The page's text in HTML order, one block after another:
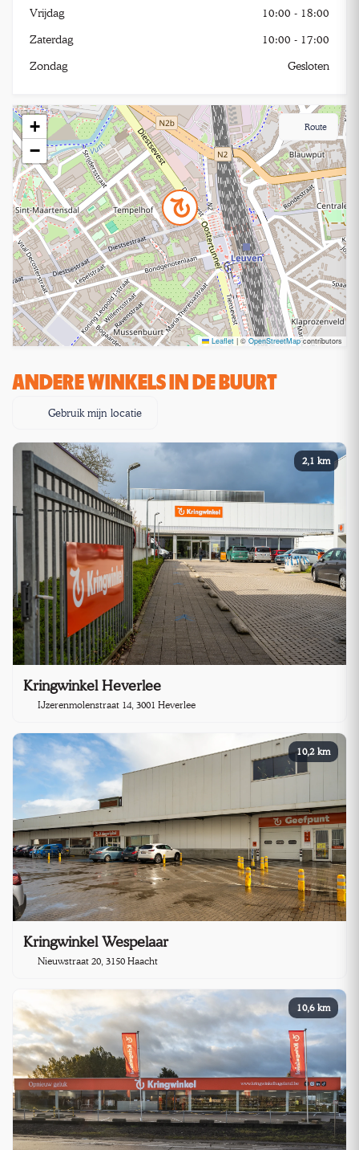
Vrijdag 10:00 - 18:00
Zaterdag 10:00 - 17:00
Zondag Gesloten
+
−
Leaflet | © OpenStreetMapcontributors
Route
ANDERE WINKELS IN DE BUURT
Gebruik mijn locatie
2,1 km
Kringwinkel Heverlee
IJzerenmolenstraat 14, 3001 Heverlee
10,2 km
Kringwinkel Wespelaar
Nieuwstraat 20, 3150 Haacht
10,6 km